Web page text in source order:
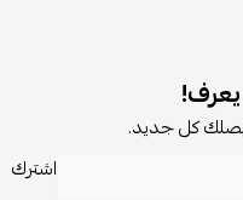
ويوصى بالتنظيف الدوري
مظهره دائماً.
مقاوماًليصلك كل جديد.
اشترك